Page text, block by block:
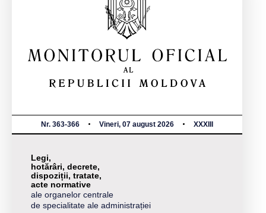
Nr. 363-366 Vineri, 07 august 2026 XXXIII
Legi,
hotărâri, decrete,
dispoziții, tratate,
acte normative
ale organelor centrale
de specialitate ale administrației